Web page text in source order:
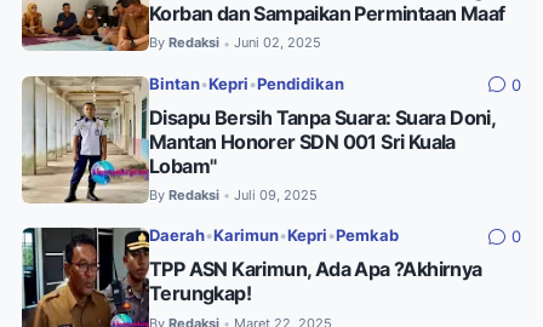
Korban dan Sampaikan Permintaan Maaf
By Redaksi • Juni 02, 2025
Bintan•Kepri •Pendidikan 0
Disapu Bersih Tanpa Suara: Suara Doni,
Mantan Honorer SDN 001 Sri Kuala
Lobam"
By Redaksi • Juli 09, 2025
Daerah•Karimun•Kepri •Pemkab 0
TPP ASN Karimun, Ada Apa ?Akhirnya
Terungkap!
By Redaksi • Maret 22, 2025